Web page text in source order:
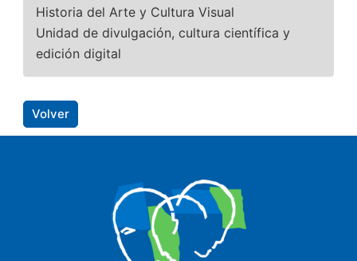
Historia del Arte y Cultura Visual
Unidad de divulgación, cultura científica y
edición digital
Volver